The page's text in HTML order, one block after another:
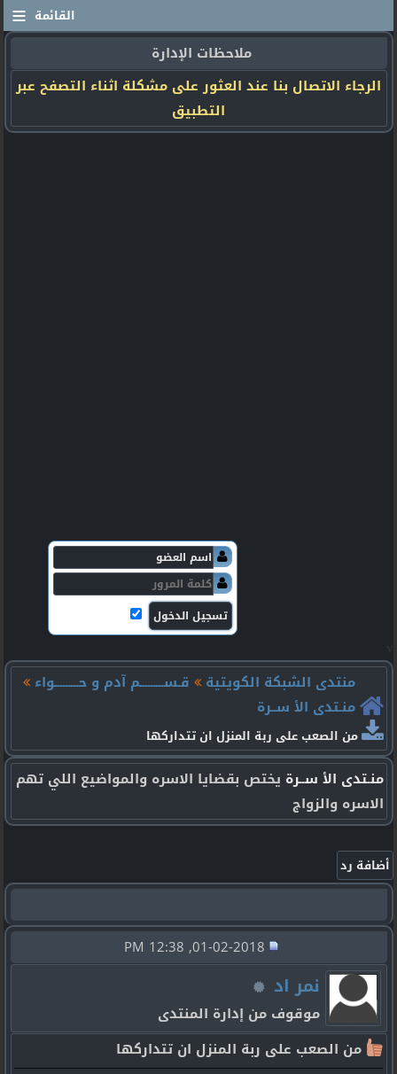
≡ القائمة
ملاحظات الإدارة
الرجاء الاتصال بنا عند العثور على مشكلة اثناء التصفح عبر
التطبيق
منتدى الشبكة الكويتية
قـســـــــــم آدم و حـــــــــواء
منـتدى الأ ســرة
من الصعب على ربة المنزل ان تتداركها
منـتدى الأ ســرة يختص بقضايا الاسره والمواضيع اللي تهم
الاسره والزواج
نمر اد
موقوف من إدارة المنتدى
من الصعب على ربة المنزل ان تتداركها